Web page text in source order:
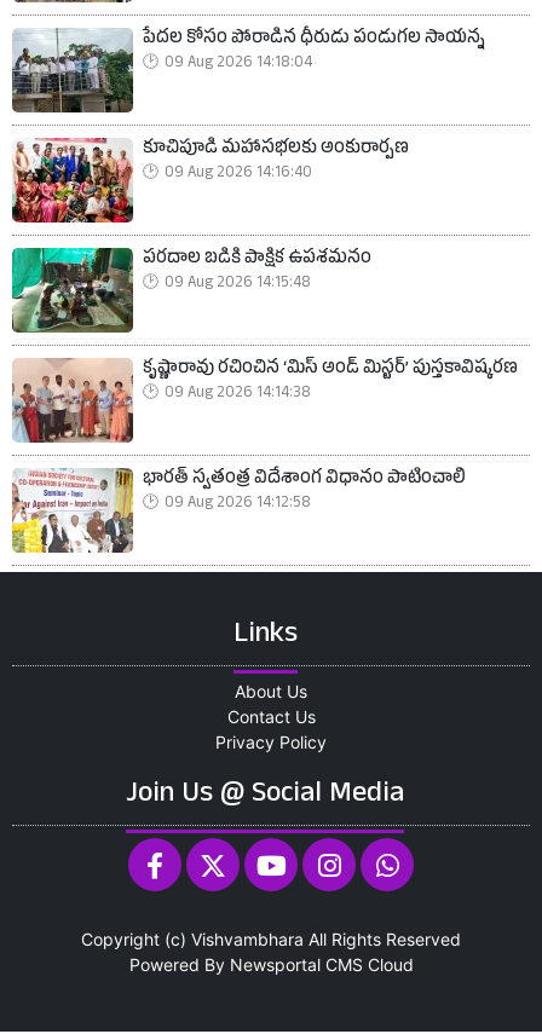
పేదల కోసం పోరాడిన ధీరుడు పండుగల సాయన్న
09 Aug 2026 14:18:04
కూచిపూడి మహాసభలకు అంకురార్పణ
09 Aug 2026 14:16:40
పరదాల బడికి పాక్షిక ఉపశమనం
09 Aug 2026 14:15:48
కృష్ణారావు రచించిన ‘మిస్ అండ్ మిస్టర్’ పుస్తకావిష్కరణ
09 Aug 2026 14:14:38
భారత్ స్వతంత్ర విదేశాంగ విధానం పాటించాలి
09 Aug 2026 14:12:58
Links
About Us
Contact Us
Privacy Policy
Join Us @ Social Media
Copyright (c) Vishvambhara All Rights Reserved
Powered By Newsportal CMS Cloud